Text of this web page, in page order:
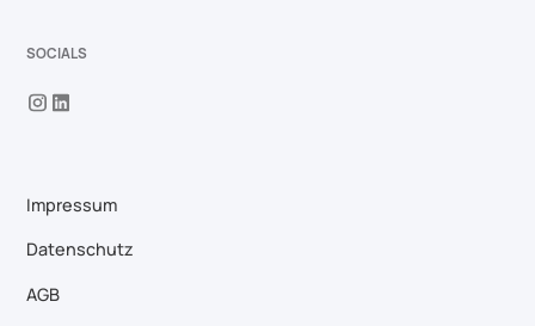
SOCIALS
Impressum
Datenschutz
AGB